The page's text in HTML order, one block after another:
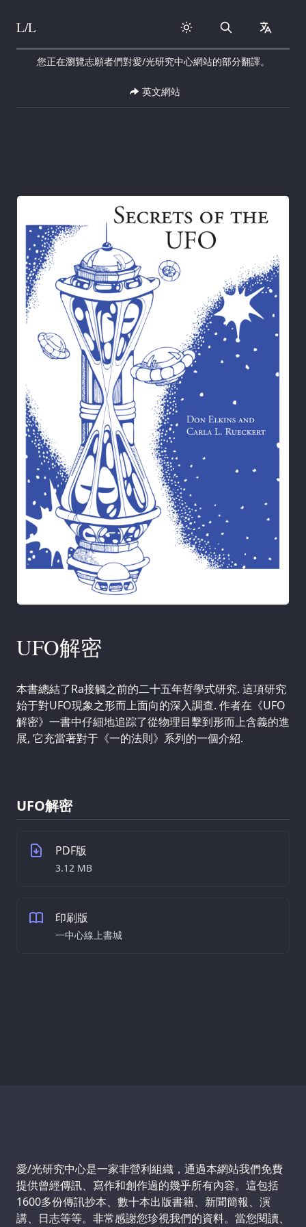
Skip to content
L/L Search
您正在瀏覽志願者們對愛/光研究中心網站的部分翻譯。
英文網站
UFO解密
本書總結了Ra接觸之前的二十五年哲學式研究. 這項研究
始于對UFO現象之形而上面向的深入調查. 作者在《UFO
解密》一書中仔細地追踪了從物理目擊到形而上含義的進
展, 它充當著對于《一的法則》系列的一個介紹.
UFO解密
PDF版
3.12 MB
印刷版
一中心線上書城
Support us:
愛/光研究中心是一家非營利組織，通過本網站我們免費
提供曾經傳訊、寫作和創作過的幾乎所有內容。這包括
1600多份傳訊抄本、數十本出版書籍、新聞簡報、演
講、日志等等。非常感謝您珍視我們的資料。當您閱讀、